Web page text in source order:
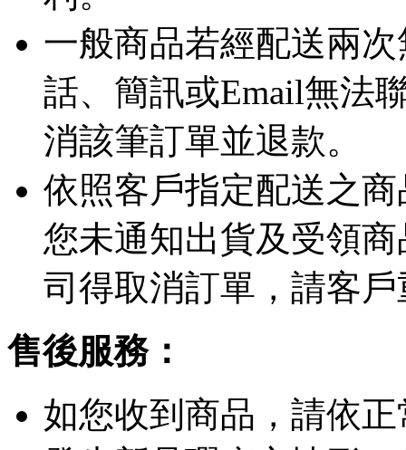
一般商品若經配送兩
話、簡訊或Email無法
消該筆訂單並退款。
依照客戶指定配送之
您未通知出貨及受領
司得取消訂單，請客
售後服務：
如您收到商品，請依